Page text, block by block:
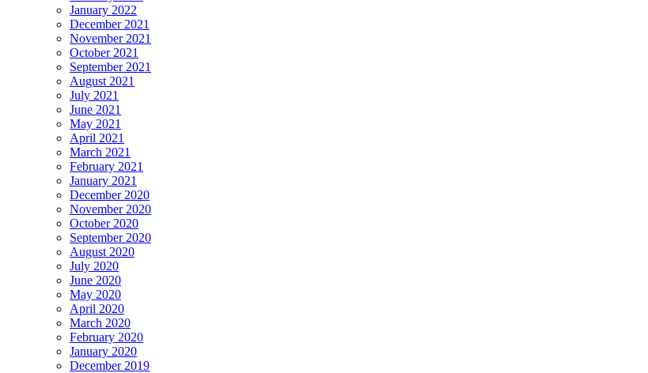
January 2022
December 2021
November 2021
October 2021
September 2021
August 2021
July 2021
June 2021
May 2021
April 2021
March 2021
February 2021
January 2021
December 2020
November 2020
October 2020
September 2020
August 2020
July 2020
June 2020
May 2020
April 2020
March 2020
February 2020
January 2020
December 2019